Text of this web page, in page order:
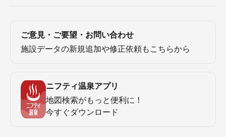
ご意見・ご要望・お問い合わせ
施設データの新規追加や修正依頼もこちらから
ニフティ温泉アプリ
地図検索がもっと便利に！
今すぐダウンロード